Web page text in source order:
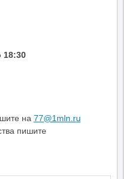
18:30
на 77@1mln.ru
пишите